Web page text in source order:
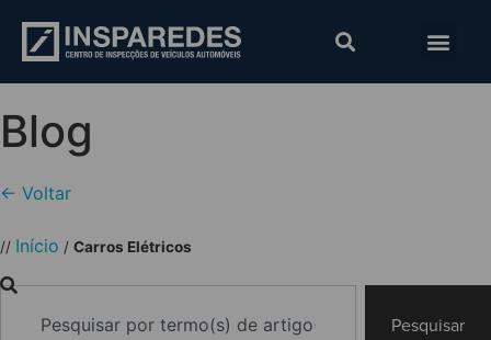
Blog
← Voltar
// Início / Carros Elétricos
Pesquisar